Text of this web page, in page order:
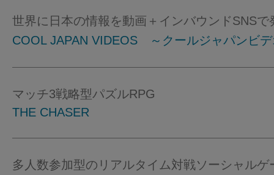
世界に日本の情報を動画＋インバウンドSNSで
COOL JAPAN VIDEOS ～クールジャパンビ
マッチ3戦略型パズルRPG
THE CHASER
多人数参加型のリアルタイム対戦ソーシャルゲ